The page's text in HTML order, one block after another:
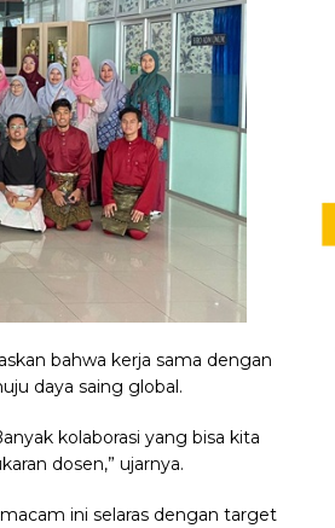
bahwa kerja sama dengan
daya saing global.
kolaborasi yang bisa kita
dosen,” ujarnya.
ini selaras dengan target